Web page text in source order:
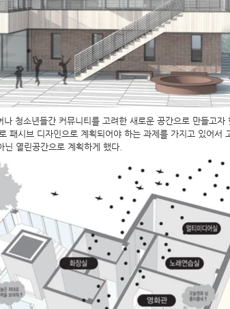
청소년들간 커뮤니티를 고려한 새로운 공간으로 만들고
패시브 디자인으로 계획되어야 하는 과제를 가지고 있어서
열린공간으로 계획하게 했다.